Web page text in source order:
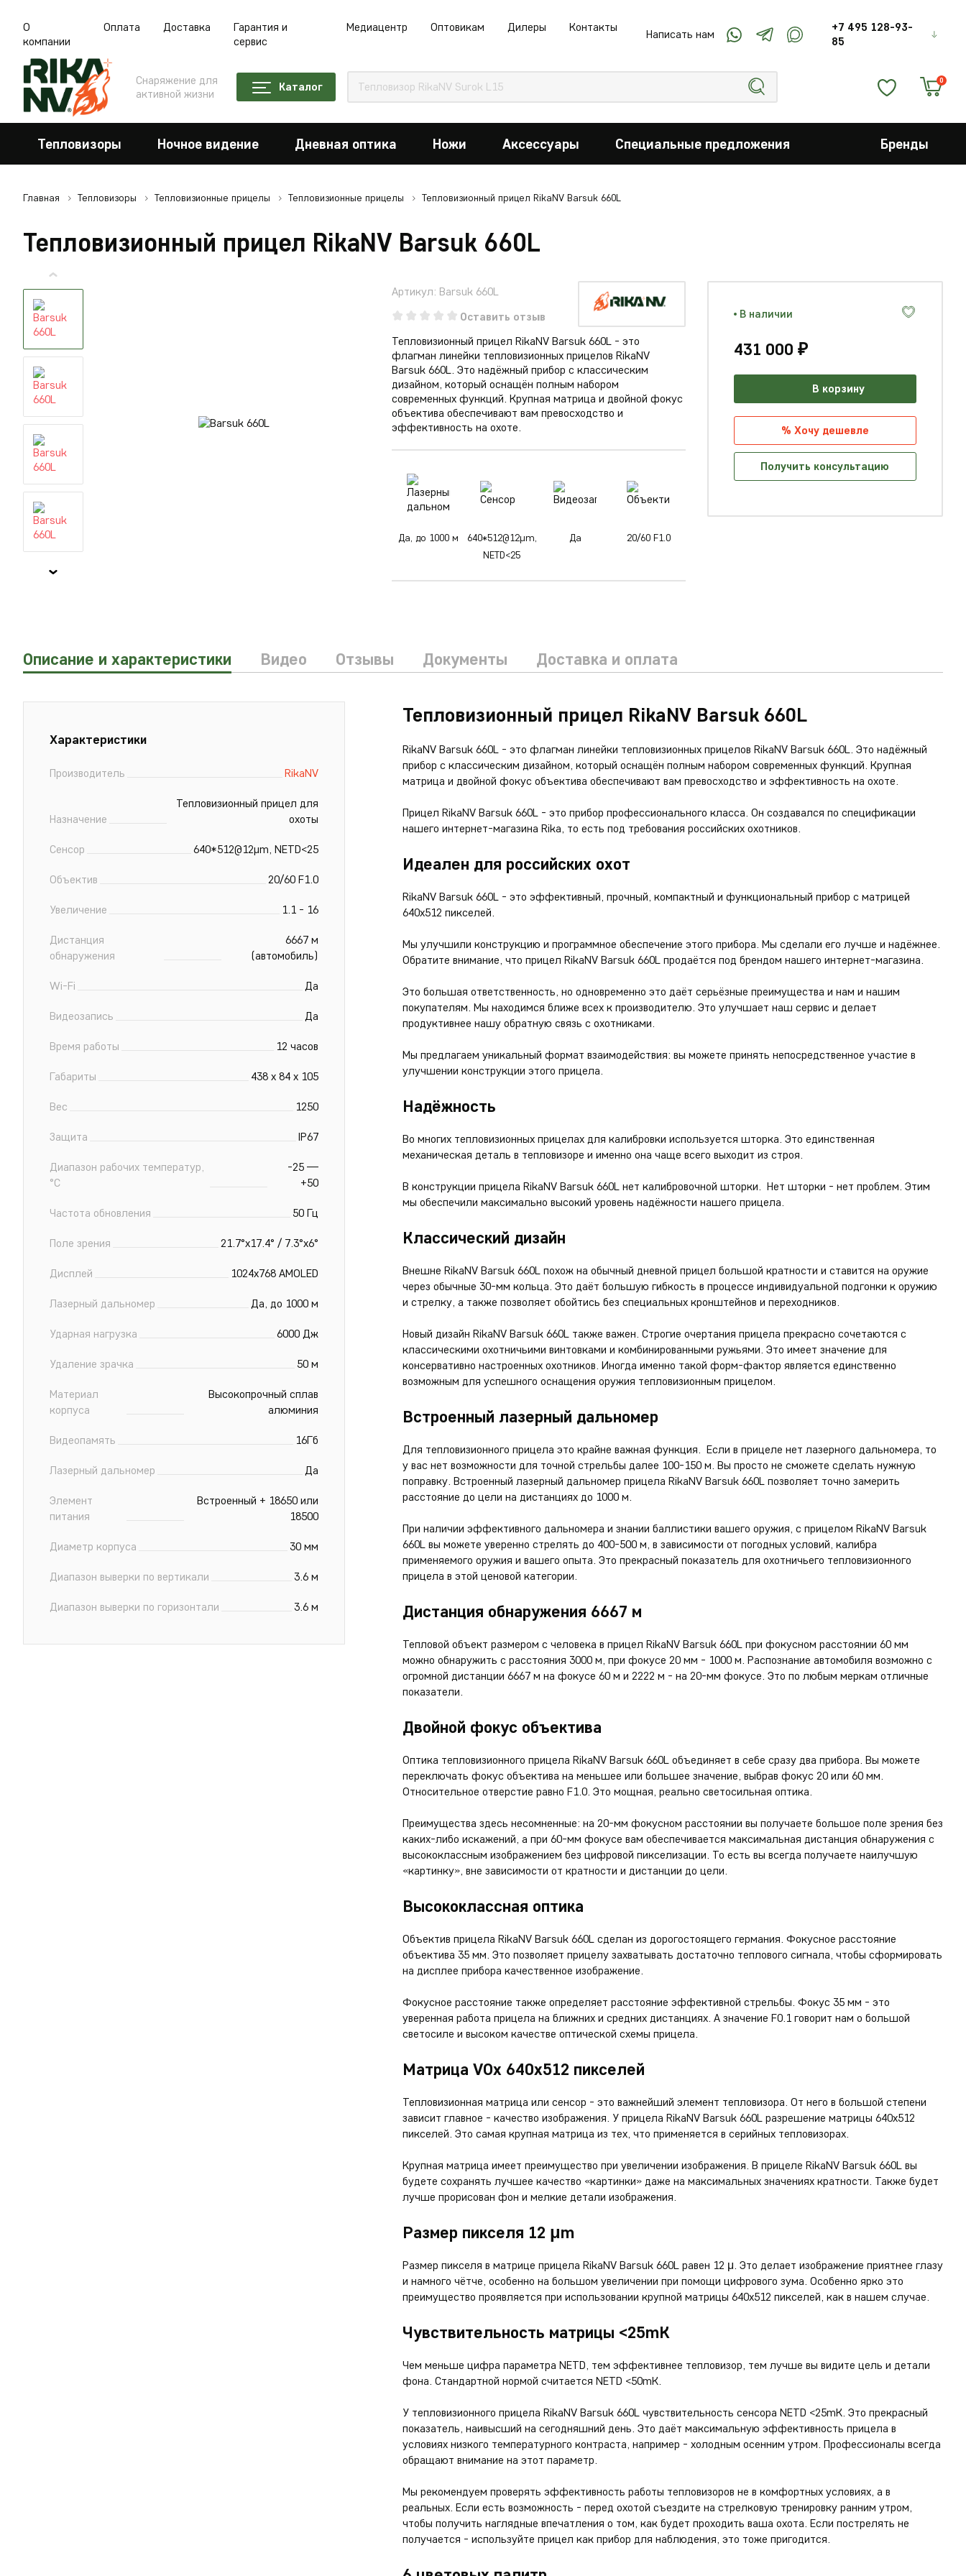
О
компании
Оплата Доставка
Гарантия и
сервис
Медиацентр Оптовикам Дилеры Контакты
Написать нам
+7 495 128-93-
85
Снаряжение для
активной жизни
Каталог 0
Тепловизоры Ночное видение Дневная оптика Ножи Аксессуары Специальные предложения Бренды
Главная Тепловизоры Тепловизионные прицелы Тепловизионные прицелы Тепловизионный прицел RikaNV Barsuk 660L
Тепловизионный прицел RikaNV Barsuk 660L
Артикул: Barsuk 660L
Оставить отзыв
Тепловизионный прицел RikaNV Barsuk 660L - это
флагман линейки тепловизионных прицелов RikaNV
Barsuk 660L. Это надёжный прибор с классическим
дизайном, который оснащён полным набором
современных функций. Крупная матрица и двойной фокус
объектива обеспечивают вам превосходство и
эффективность на охоте.
Да, до 1000 м
640*512@12µm,
NETD<25
Да 20/60 F1.0
Описание и характеристики Видео Отзывы Документы Доставка и оплата
Xарактеристики
Производитель RikaNV
Назначение
Тепловизионный прицел для
охоты
Сенсор 640*512@12µm, NETD<25
Объектив 20/60 F1.0
Увеличение 1.1 - 16
Дистанция
обнаружения
6667 м
(автомобиль)
Wi-Fi Да
Видеозапись Да
Время работы 12 часов
Габариты 438 х 84 х 105
Вес 1250
Защита IP67
Диапазон рабочих температур,
°С
-25 —
+50
Частота обновления 50 Гц
Поле зрения 21.7°x17.4° / 7.3°x6°
Дисплей 1024x768 AMOLED
Лазерный дальномер Да, до 1000 м
Ударная нагрузка 6000 Дж
Удаление зрачка 50 м
Материал
корпуса
Высокопрочный сплав
алюминия
Видеопамять 16Гб
Лазерный дальномер Да
Элемент
питания
Встроенный + 18650 или
18500
Диаметр корпуса 30 мм
Диапазон выверки по вертикали 3.6 м
Диапазон выверки по горизонтали 3.6 м
Тепловизионный прицел RikaNV Barsuk 660L
RikaNV Barsuk 660L - это флагман линейки тепловизионных прицелов RikaNV Barsuk 660L. Это надёжный
прибор с классическим дизайном, который оснащён полным набором современных функций. Крупная
матрица и двойной фокус объектива обеспечивают вам превосходство и эффективность на охоте.
Прицел RikaNV Barsuk 660L - это прибор профессионального класса. Он создавался по спецификации
нашего интернет-магазина Rika, то есть под требования российских охотников.
Идеален для российских охот
RikaNV Barsuk 660L - это эффективный, прочный, компактный и функциональный прибор с матрицей
640х512 пикселей.
Мы улучшили конструкцию и программное обеспечение этого прибора. Мы сделали его лучше и надёжнее.
Обратите внимание, что прицел RikaNV Barsuk 660L продаётся под брендом нашего интернет-магазина.
Это большая ответственность, но одновременно это даёт серьёзные преимущества и нам и нашим
покупателям. Мы находимся ближе всех к производителю. Это улучшает наш сервис и делает
продуктивнее нашу обратную связь с охотниками.
Мы предлагаем уникальный формат взаимодействия: вы можете принять непосредственное участие в
улучшении конструкции этого прицела.
Надёжность
Во многих тепловизионных прицелах для калибровки используется шторка. Это единственная
механическая деталь в тепловизоре и именно она чаще всего выходит из строя.
В конструкции прицела RikaNV Barsuk 660L нет калибровочной шторки. Нет шторки - нет проблем. Этим
мы обеспечили максимально высокий уровень надёжности нашего прицела.
Классический дизайн
Внешне RikaNV Barsuk 660L похож на обычный дневной прицел большой кратности и ставится на оружие
через обычные 30-мм кольца. Это даёт большую гибкость в процессе индивидуальной подгонки к оружию
и стрелку, а также позволяет обойтись без специальных кронштейнов и переходников.
Новый дизайн RikaNV Barsuk 660L также важен. Строгие очертания прицела прекрасно сочетаются с
классическими охотничьими винтовками и комбинированными ружьями. Это имеет значение для
консервативно настроенных охотников. Иногда именно такой форм-фактор является единственно
возможным для успешного оснащения оружия тепловизионным прицелом.
Встроенный лазерный дальномер
Для тепловизионного прицела это крайне важная функция. Если в прицеле нет лазерного дальномера, то
у вас нет возможности для точной стрельбы далее 100-150 м. Вы просто не сможете сделать нужную
поправку. Встроенный лазерный дальномер прицела RikaNV Barsuk 660L позволяет точно замерить
расстояние до цели на дистанциях до 1000 м.
При наличии эффективного дальномера и знании баллистики вашего оружия, с прицелом RikaNV Barsuk
660L вы можете уверенно стрелять до 400-500 м, в зависимости от погодных условий, калибра
применяемого оружия и вашего опыта. Это прекрасный показатель для охотничьего тепловизионного
прицела в этой ценовой категории.
Дистанция обнаружения 6667 м
Тепловой объект размером с человека в прицел RikaNV Barsuk 660L при фокусном расстоянии 60 мм
можно обнаружить с расстояния 3000 м, при фокусе 20 мм - 1000 м. Распознание автомобиля возможно с
огромной дистанции 6667 м на фокусе 60 м и 2222 м - на 20-мм фокусе. Это по любым меркам отличные
показатели.
Двойной фокус объектива
Оптика тепловизионного прицела RikaNV Barsuk 660L объединяет в себе сразу два прибора. Вы можете
переключать фокус объектива на меньшее или большее значение, выбрав фокус 20 или 60 мм.
Относительное отверстие равно F1.0. Это мощная, реально светосильная оптика.
Преимущества здесь несомненные: на 20-мм фокусном расстоянии вы получаете большое поле зрения без
каких-либо искажений, а при 60-мм фокусе вам обеспечивается максимальная дистанция обнаружения с
высококлассным изображением без цифровой пикселизации. То есть вы всегда получаете наилучшую
«картинку», вне зависимости от кратности и дистанции до цели.
Высококлассная оптика
Объектив прицела RikaNV Barsuk 660L сделан из дорогостоящего германия. Фокусное расстояние
объектива 35 мм. Это позволяет прицелу захватывать достаточно теплового сигнала, чтобы сформировать
на дисплее прибора качественное изображение.
Фокусное расстояние также определяет расстояние эффективной стрельбы. Фокус 35 мм - это
уверенная работа прицела на ближних и средних дистанциях. А значение F0.1 говорит нам о большой
светосиле и высоком качестве оптической схемы прицела.
Матрица VOx 640х512 пикселей
Тепловизионная матрица или сенсор - это важнейший элемент тепловизора. От него в большой степени
зависит главное - качество изображения. У прицела RikaNV Barsuk 660L разрешение матрицы 640х512
пикселей. Это самая крупная матрица из тех, что применяется в серийных тепловизорах.
Крупная матрица имеет преимущество при увеличении изображения. В прицеле RikaNV Barsuk 660L вы
будете сохранять лучшее качество «картинки» даже на максимальных значениях кратности. Также будет
лучше прорисован фон и мелкие детали изображения.
Размер пикселя 12 μm
Размер пикселя в матрице прицела RikaNV Barsuk 660L равен 12 μ. Это делает изображение приятнее глазу
и намного чётче, особенно на большом увеличении при помощи цифрового зума. Особенно ярко это
преимущество проявляется при использовании крупной матрицы 640х512 пикселей, как в нашем случае.
Чувствительность матрицы <25mK
Чем меньше цифра параметра NETD, тем эффективнее тепловизор, тем лучше вы видите цель и детали
фона. Стандартной нормой считается NETD <50mK.
У тепловизионного прицела RikaNV Barsuk 660L чувствительность сенсора NETD <25mK. Это прекрасный
показатель, наивысший на сегодняшний день. Это даёт максимальную эффективность прицела в
условиях низкого температурного контраста, например - холодным осенним утром. Профессионалы всегда
обращают внимание на этот параметр.
Мы рекомендуем проверять эффективность работы тепловизоров не в комфортных условиях, а в
реальных. Если есть возможность - перед охотой съездите на стрелковую тренировку ранним утром,
чтобы получить наглядные впечатления о том, как будет проходить ваша охота. Если пострелять не
получается - используйте прицел как прибор для наблюдения, это тоже пригодится.
В наличии
431 000 ₽
В корзину
% Хочу дешевле
Получить консультацию